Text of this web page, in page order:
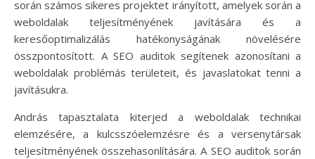
során számos sikeres projektet irányított, amelyek során a
weboldalak teljesítményének javítására és a
keresőoptimalizálás hatékonyságának növelésére
összpontosított. A SEO auditok segítenek azonosítani a
weboldalak problémás területeit, és javaslatokat tenni a
javításukra.
András tapasztalata kiterjed a weboldalak technikai
elemzésére, a kulcsszóelemzésre és a versenytársak
teljesítményének összehasonlítására. A SEO auditok során